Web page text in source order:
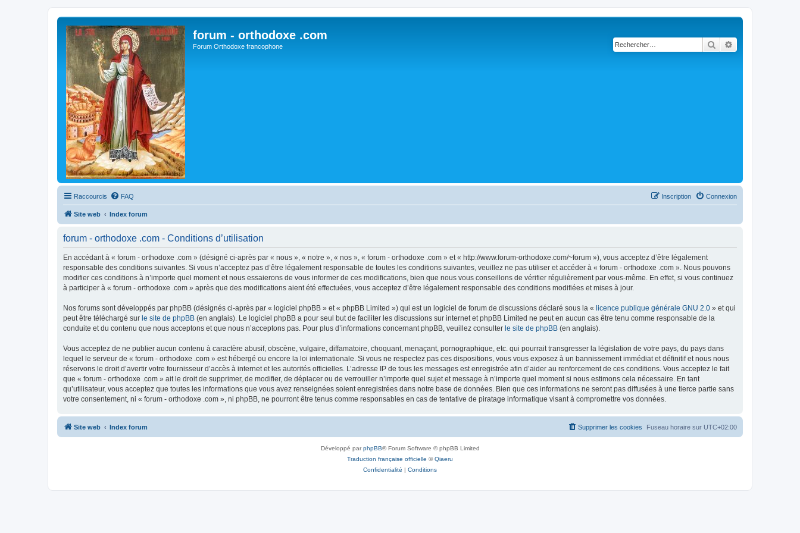
forum - orthodoxe .com
Forum Orthodoxe francophone Rechercher
Raccourcis FAQ Connexion
Inscription
Site web Index forum
forum - orthodoxe .com - Conditions d’utilisation
En accédant à « forum - orthodoxe .com » (désigné ci-après par « nous », « notre », « nos », « forum - orthodoxe .com » et « http://www.forum-orthodoxe.com/~forum »), vous acceptez d’être légalement
responsable des conditions suivantes. Si vous n’acceptez pas d’être légalement responsable de toutes les conditions suivantes, veuillez ne pas utiliser et accéder à « forum - orthodoxe .com ». Nous pouvons
modifier ces conditions à n’importe quel moment et nous essaierons de vous informer de ces modifications, bien que nous vous conseillons de vérifier régulièrement par vous-même. En effet, si vous continuez
à participer à « forum - orthodoxe .com » après que des modifications aient été effectuées, vous acceptez d’être légalement responsable des conditions modifiées et mises à jour.
Nos forums sont développés par phpBB (désignés ci-après par « logiciel phpBB » et « phpBB Limited ») qui est un logiciel de forum de discussions déclaré sous la « licence publique générale GNU 2.0 » et qui
peut être téléchargé sur le site de phpBB (en anglais). Le logiciel phpBB a pour seul but de faciliter les discussions sur internet et phpBB Limited ne peut en aucun cas être tenu comme responsable de la
conduite et du contenu que nous acceptons et que nous n’acceptons pas. Pour plus d’informations concernant phpBB, veuillez consulter le site de phpBB (en anglais).
Vous acceptez de ne publier aucun contenu à caractère abusif, obscène, vulgaire, diffamatoire, choquant, menaçant, pornographique, etc. qui pourrait transgresser la législation de votre pays, du pays dans
lequel le serveur de « forum - orthodoxe .com » est hébergé ou encore la loi internationale. Si vous ne respectez pas ces dispositions, vous vous exposez à un bannissement immédiat et définitif et nous nous
réservons le droit d’avertir votre fournisseur d’accès à internet et les autorités officielles. L’adresse IP de tous les messages est enregistrée afin d’aider au renforcement de ces conditions. Vous acceptez le fait
que « forum - orthodoxe .com » ait le droit de supprimer, de modifier, de déplacer ou de verrouiller n’importe quel sujet et message à n’importe quel moment si nous estimons cela nécessaire. En tant
qu’utilisateur, vous acceptez que toutes les informations que vous avez renseignées soient enregistrées dans notre base de données. Bien que ces informations ne seront pas diffusées à une tierce partie sans
votre consentement, ni « forum - orthodoxe .com », ni phpBB, ne pourront être tenus comme responsables en cas de tentative de piratage informatique visant à compromettre vos données.
Site web Index forum Fuseau horaire sur UTC+02:00
Supprimer les cookies
Développé parphpBB® Forum Software © phpBB Limited
Traduction française officielle ©Qiaeru
Confidentialité | Conditions